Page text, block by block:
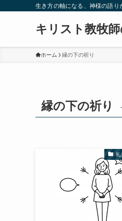
生き方の軸になる、神様の語り
キリスト教牧
ホーム 縁の下の祈り
縁の下の祈り
礼